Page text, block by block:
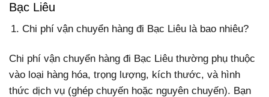
Bạc Liêu
Chi phí vận chuyển hàng đi Bạc Liêu là bao nhiêu?
Chi phí vận chuyển hàng đi Bạc Liêu thường phụ thuộc
vào loại hàng hóa, trọng lượng, kích thước, và hình
thức dịch vụ (ghép chuyến hoặc nguyên chuyến). Bạn